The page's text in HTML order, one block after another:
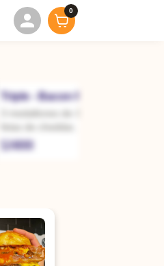
0
Triple - Bacon Pirata
Salsa 1/4 de libra, pan de
papa + Porción de Fritas.
$24000